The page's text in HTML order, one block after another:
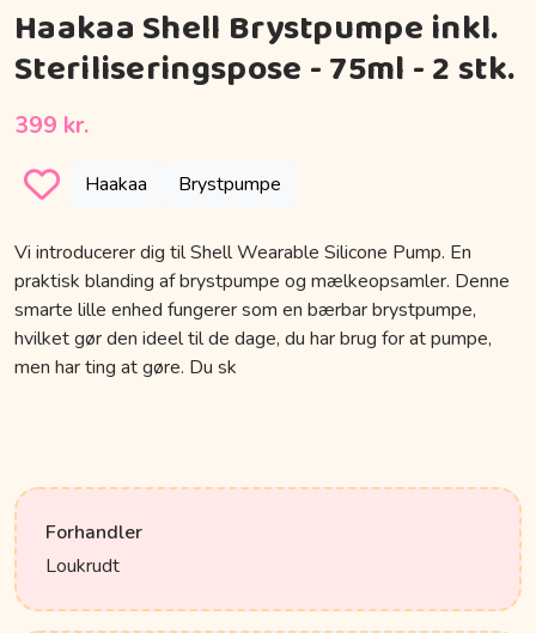
Haakaa Shell Brystpumpe inkl.
Steriliseringspose - 75ml - 2 stk.
399 kr.
Haakaa Brystpumpe
Vi introducerer dig til Shell Wearable Silicone Pump. En
praktisk blanding af brystpumpe og mælkeopsamler. Denne
smarte lille enhed fungerer som en bærbar brystpumpe,
hvilket gør den ideel til de dage, du har brug for at pumpe,
men har ting at gøre. Du sk
Forhandler
Loukrudt